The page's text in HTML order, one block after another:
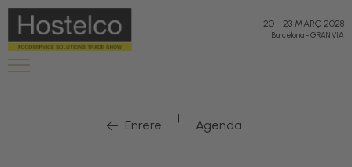
20 - 23 MARÇ 2028
Barcelona-GRAN VIA
Enrere | Agenda